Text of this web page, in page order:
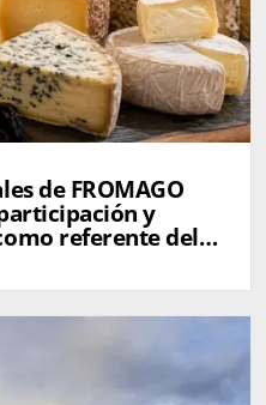
de FROMAGO
y
referente del